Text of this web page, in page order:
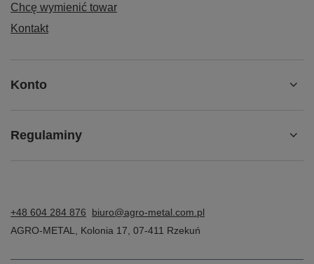
Chcę wymienić towar
Kontakt
Konto
Regulaminy
+48 604 284 876
biuro@agro-metal.com.pl
AGRO-METAL
Kolonia 17 07-411 Rzekuń